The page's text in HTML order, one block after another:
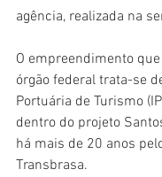
agência, realizada na
O empreendimento
órgão federal trata-se
Portuária de Turismo
dentro do projeto
há mais de 20 anos
Transbrasa.